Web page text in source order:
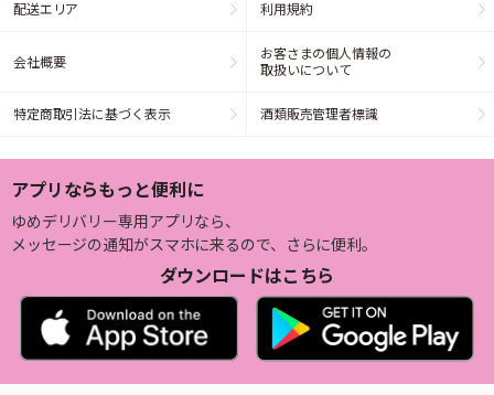
配送エリア 利用規約
会社概要
お客さまの個人情報の
取扱いについて
特定商取引法に基づく表示 酒類販売管理者標識
アプリならもっと便利に
ゆめデリバリー専用アプリなら、
メッセージの通知がスマホに来るので、さらに便利。
ダウンロードはこちら